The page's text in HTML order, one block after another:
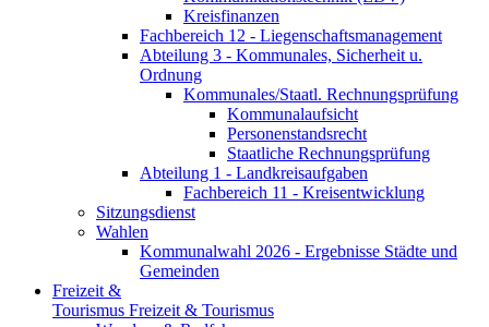
Kreisfinanzen
Fachbereich 12 - Liegenschaftsmanagement
Abteilung 3 - Kommunales, Sicherheit u.
Ordnung
Kommunales/Staatl. Rechnungsprüfung
Kommunalaufsicht
Personenstandsrecht
Staatliche Rechnungsprüfung
Abteilung 1 - Landkreisaufgaben
Fachbereich 11 - Kreisentwicklung
Sitzungsdienst
Wahlen
Kommunalwahl 2026 - Ergebnisse Städte und
Gemeinden
Freizeit &
Tourismus Freizeit & Tourismus